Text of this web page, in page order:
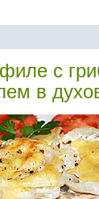
с
в